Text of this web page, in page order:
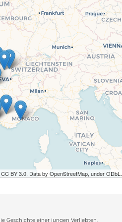
BY 3.0. Data by OpenStreetMap, under ODbL.
Geschichte einer jungen Verliebten,